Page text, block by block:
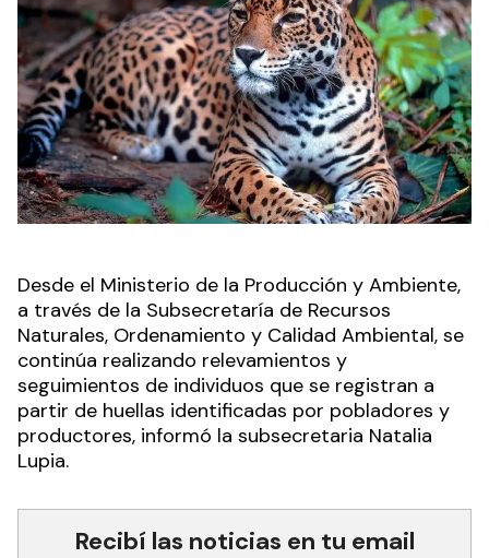
Desde el Ministerio de la Producción y Ambiente,
a través de la Subsecretaría de Recursos
Naturales, Ordenamiento y Calidad Ambiental, se
continúa realizando relevamientos y
seguimientos de individuos que se registran a
partir de huellas identificadas por pobladores y
productores, informó la subsecretaria Natalia
Lupia.
Recibí las noticias en tu email